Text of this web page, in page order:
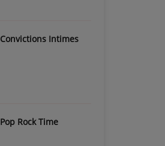
Convictions Intimes
Pop Rock Time